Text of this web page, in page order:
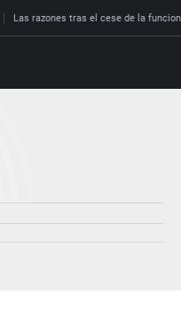
Las razones tras el cese de la
Por fin
Malas decisiones
Aragón
Baloncesto
Mundo